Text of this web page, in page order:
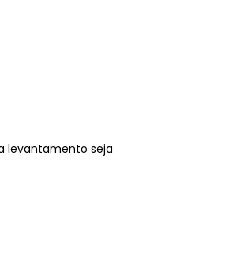
levantamento seja